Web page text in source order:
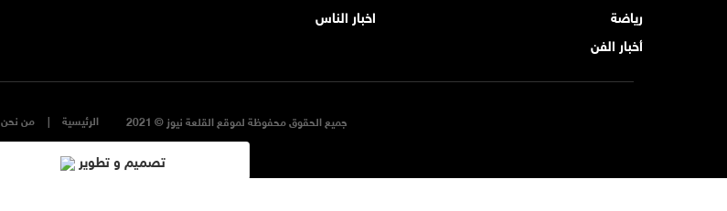
رياضة
اخبار الناس
أخبار الفن
جميع الحقوق محفوظة لموقع القلعة نيوز © 2021 من نحن الرئيسية
تصميم و تطوير